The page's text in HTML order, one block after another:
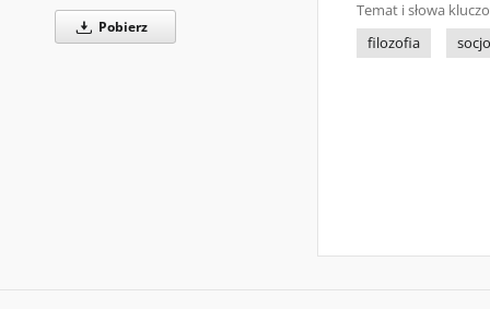
Pobierz
Temat i słowa
filozofia